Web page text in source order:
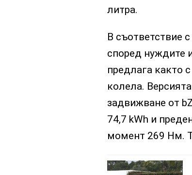
литра.
В съответствие
според нуждите
предлага както
колела.
задвижване от
74,7 kWh и
момент 269 Нм.